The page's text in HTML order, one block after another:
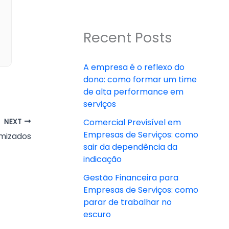
NEXT
Recent Posts
A empresa é o reflexo do
dono: como formar um time
de alta performance em
serviços
Comercial Previsível em
Empresas de Serviços: como
sair da dependência da
indicação
Gestão Financeira para
Empresas de Serviços: como
parar de trabalhar no
escuro